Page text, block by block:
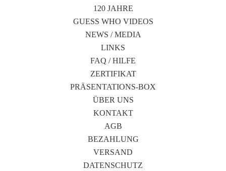
120 JAHRE
GUESS WHO VIDEOS
NEWS / MEDIA
LINKS
FAQ / HILFE
ZERTIFIKAT
PRÄSENTATIONS-BOX
ÜBER UNS
KONTAKT
AGB
BEZAHLUNG
VERSAND
DATENSCHUTZ